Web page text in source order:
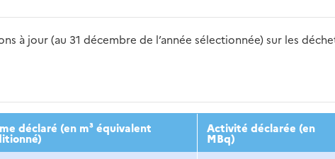
à jour (au 31 décembre de l’année sélectionnée) sur les
2017 2018 2019
déclaré (en m³ équivalent Activité déclarée (en
MBq)